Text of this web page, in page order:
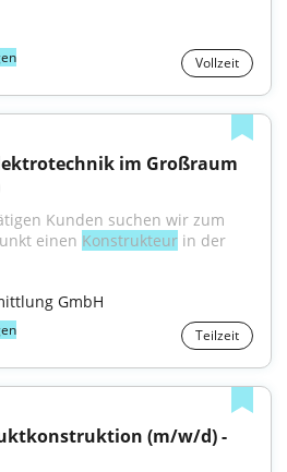
Vollzeit
im Großraum
Kunden suchen wir zum
einen Konstrukteur in der
GmbH
Teilzeit
(m/w/d) -